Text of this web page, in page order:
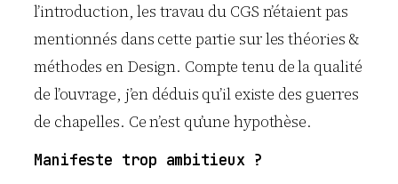
l’introduction, les travau du CGS n’étaient pas
mentionnés dans cette partie sur les théories &
méthodes en Design. Compte tenu de la qualité
de l’ouvrage, j’en déduis qu’il existe des guerres
de chapelles. Ce n’est qu’une hypothèse.
Manifeste trop ambitieux ?